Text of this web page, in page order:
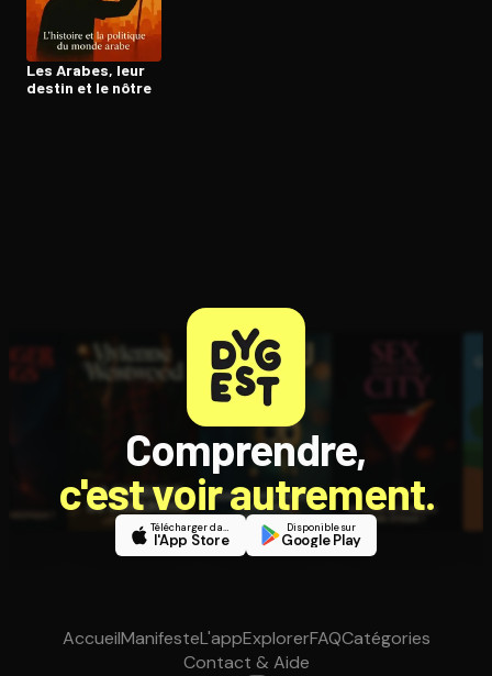
Les Arabes, leur
destin et le nôtre
Comprendre,
c'est voir autrement.
Télécharger dans
l'App Store
Disponible sur
Google Play
AccueilManifesteL'appExplorerFAQCatégories
Contact & Aide